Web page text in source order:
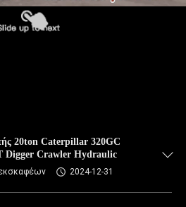
20ton Caterpillar 320GC
Digger Crawler Hydraulic
2024-12-31